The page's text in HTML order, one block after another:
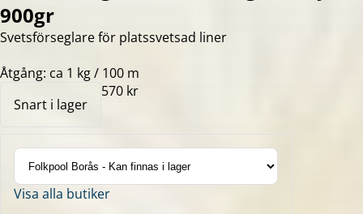
900gr
Svetsförseglare för platssvetsad liner
Åtgång: ca 1 kg / 100 m
Snart i lager
570 kr
Visa alla butiker